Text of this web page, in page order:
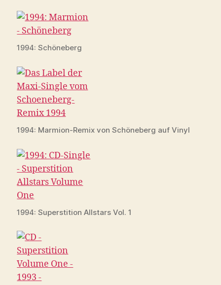
1994: Schöneberg
1994: Marmion-Remix von Schöneberg auf Vinyl
1994: Superstition Allstars Vol. 1